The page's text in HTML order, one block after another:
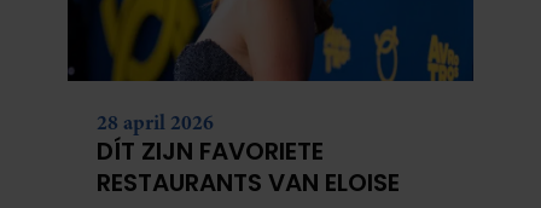
partners kunnen deze gegevens combineren met andere
informatie die u aan ze heeft verstrekt of die ze hebben
verzameld op basis van uw gebruik van hun services. U
gaat akkoord met onze cookies als u onze website blijft
gebruiken.
28 april 2026
DÍT ZIJN FAVORIETE
RESTAURANTS VAN ELOISE